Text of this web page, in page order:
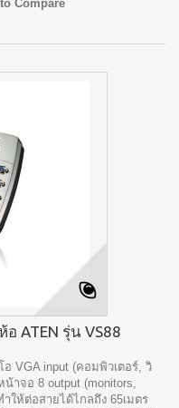
Compare
ATEN รุ่น VS88
VGA input (คอมพิวเตอร์, วิ
าจอ 8 output (monitors,
ห้ต่อสายได้ไกลถึง 65เมตร